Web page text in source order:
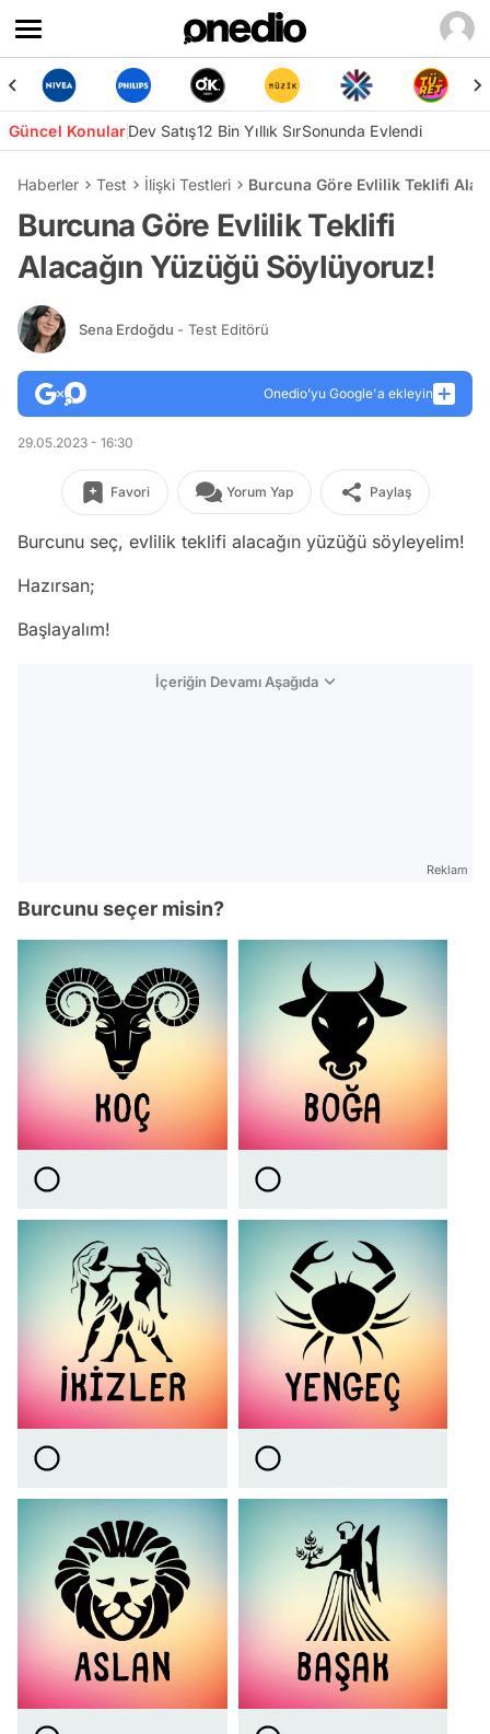
Güncel KonularDev Satış12 Bin Yıllık SırSonunda Evlendi
Haberler Test İlişki Testleri Burcuna Göre Evlilik Teklifi
Burcuna Göre Evlilik Teklifi
Alacağın Yüzüğü Söylüyoruz!
Sena Erdoğdu - Test Editörü
Onedio’yu Google'a ekleyin
29.05.2023 - 16:30
Favori Yorum Yap Paylaş
Burcunu seç, evlilik teklifi alacağın yüzüğü söyleyelim!
Hazırsan;
Başlayalım!
İçeriğin Devamı Aşağıda
Reklam
Burcunu seçer misin?